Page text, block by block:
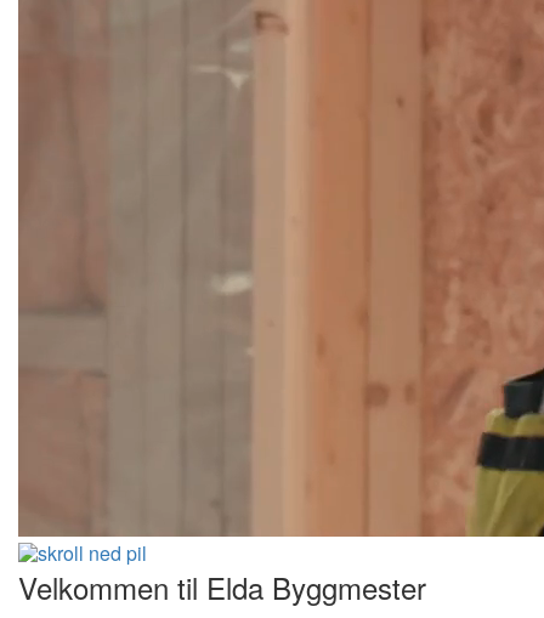
Velkommen til Elda Byggmester